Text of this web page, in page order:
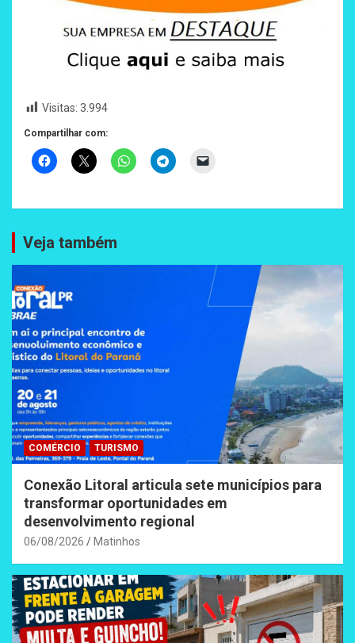
Visitas: 3.994
Compartilhar com:
Veja também
COMÉRCIO TURISMO
Conexão Litoral articula sete municípios para
transformar oportunidades em
desenvolvimento regional
06/08/2026 Matinhos